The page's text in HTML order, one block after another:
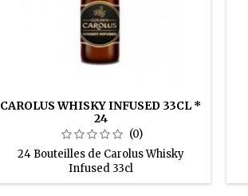
CAROLUS WHISKY INFUSED 33CL *
24
(0)
24 Bouteilles de Carolus Whisky
Infused 33cl